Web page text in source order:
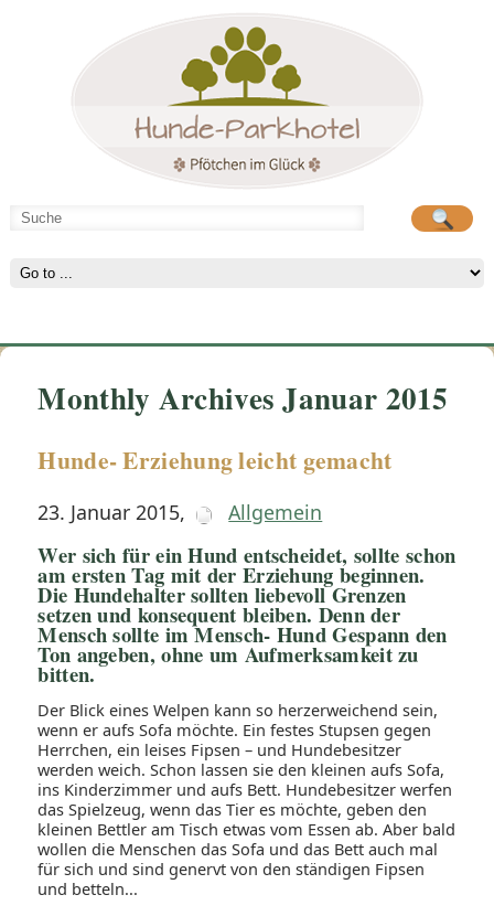
Hunde-Parkhotel
Monthly Archives Januar 2015
Hunde- Erziehung leicht gemacht
23. Januar 2015, Allgemein
Wer sich für ein Hund entscheidet, sollte schon
am ersten Tag mit der Erziehung beginnen.
Die Hundehalter sollten liebevoll Grenzen
setzen und konsequent bleiben. Denn der
Mensch sollte im Mensch- Hund Gespann den
Ton angeben, ohne um Aufmerksamkeit zu
bitten.
Der Blick eines Welpen kann so herzerweichend sein,
wenn er aufs Sofa möchte. Ein festes Stupsen gegen
Herrchen, ein leises Fipsen – und Hundebesitzer
werden weich. Schon lassen sie den kleinen aufs Sofa,
ins Kinderzimmer und aufs Bett. Hundebesitzer werfen
das Spielzeug, wenn das Tier es möchte, geben den
kleinen Bettler am Tisch etwas vom Essen ab. Aber bald
wollen die Menschen das Sofa und das Bett auch mal
für sich und sind genervt von den ständigen Fipsen
und betteln...